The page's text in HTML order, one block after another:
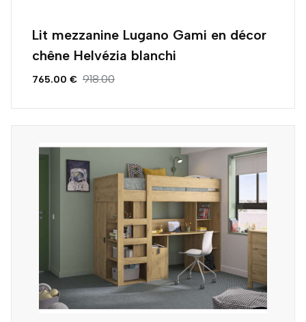
Lit mezzanine Lugano Gami en décor
chêne Helvézia blanchi
765.00 € 918.00